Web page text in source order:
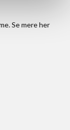
Se mereher